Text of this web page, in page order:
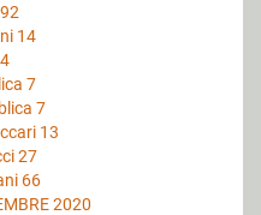
14
7
7
13
27
66
2020